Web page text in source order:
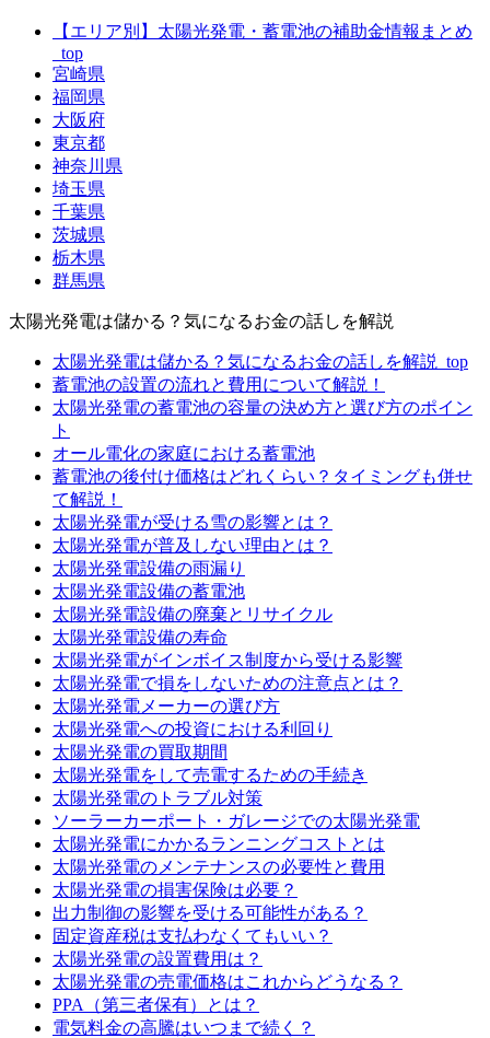
【エリア別】太陽光発電・蓄電池の補助金情報まとめ
_top
宮崎県
福岡県
大阪府
東京都
神奈川県
埼玉県
千葉県
茨城県
栃木県
群馬県
太陽光発電は儲かる？気になるお金の話しを解説
太陽光発電は儲かる？気になるお金の話しを解説_top
蓄電池の設置の流れと費用について解説！
太陽光発電の蓄電池の容量の決め方と選び方のポイン
ト
オール電化の家庭における蓄電池
蓄電池の後付け価格はどれくらい？タイミングも併せ
て解説！
太陽光発電が受ける雪の影響とは？
太陽光発電が普及しない理由とは？
太陽光発電設備の雨漏り
太陽光発電設備の蓄電池
太陽光発電設備の廃棄とリサイクル
太陽光発電設備の寿命
太陽光発電がインボイス制度から受ける影響
太陽光発電で損をしないための注意点とは？
太陽光発電メーカーの選び方
太陽光発電への投資における利回り
太陽光発電の買取期間
太陽光発電をして売電するための手続き
太陽光発電のトラブル対策
ソーラーカーポート・ガレージでの太陽光発電
太陽光発電にかかるランニングコストとは
太陽光発電のメンテナンスの必要性と費用
太陽光発電の損害保険は必要？
出力制御の影響を受ける可能性がある？
固定資産税は支払わなくてもいい？
太陽光発電の設置費用は？
太陽光発電の売電価格はこれからどうなる？
PPA（第三者保有）とは？
電気料金の高騰はいつまで続く？